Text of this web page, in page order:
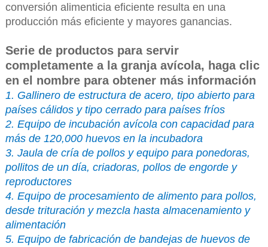
conversión alimenticia eficiente resulta en una
producción más eficiente y mayores ganancias.
Serie de productos para servir
completamente a la granja avícola, haga clic
en el nombre para obtener más información
1. Gallinero de estructura de acero, tipo abierto para
países cálidos y tipo cerrado para países fríos
2. Equipo de incubación avícola con capacidad para
más de 120,000 huevos en la incubadora
3. Jaula de cría de pollos y equipo para ponedoras,
pollitos de un día, criadoras, pollos de engorde y
reproductores
4. Equipo de procesamiento de alimento para pollos,
desde trituración y mezcla hasta almacenamiento y
alimentación
5. Equipo de fabricación de bandejas de huevos de